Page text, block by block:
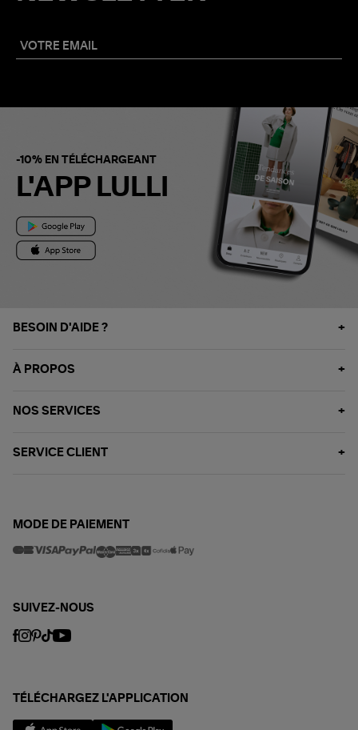
-10% EN TÉLÉCHARGEANT
L'APP LULLI
BESOIN D'AIDE ?
À PROPOS
NOS SERVICES
SERVICE CLIENT
MODE DE PAIEMENT
SUIVEZ-NOUS
TÉLÉCHARGEZ L'APPLICATION